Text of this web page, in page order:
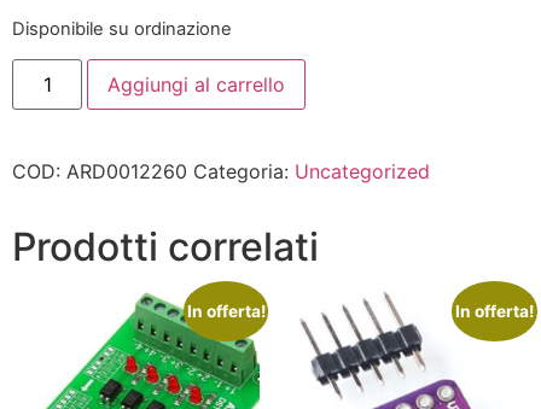
Disponibile su ordinazione
Aggiungi al carrello
COD: ARD0012260 Categoria: Uncategorized
Prodotti correlati
In offerta! In offerta!